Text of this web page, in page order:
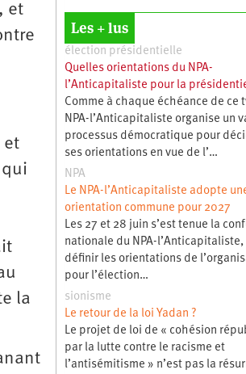
et
et
la
Les + lus
élection présidentielle
Quelles orientations du NPA-
l’Anticapitaliste pour la
Comme à chaque échéance de ce
NPA-l’Anticapitaliste organise un
processus démocratique pour
ses orientations en vue de l’…
NPA
Le NPA-l’Anticapitaliste adopte
orientation commune pour 2027
Les 27 et 28 juin s’est tenue la
nationale du NPA-l’Anticapitaliste,
définir les orientations de
pour l’élection…
sionisme
Le retour de la loi Yadan ?
Le projet de loi de « cohésion
par la lutte contre le racisme et
l’antisémitisme » n’est pas la